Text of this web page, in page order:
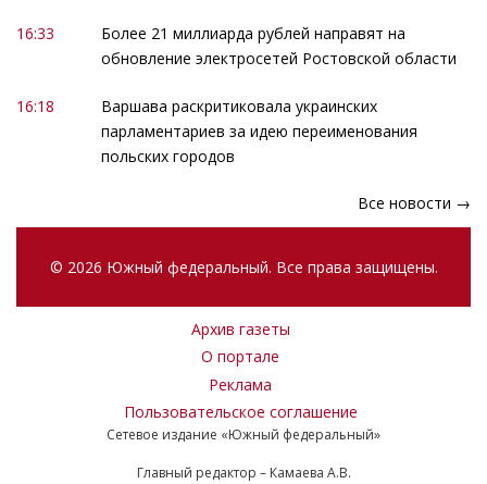
16:33
Более 21 миллиарда рублей направят на
обновление электросетей Ростовской области
16:18
Варшава раскритиковала украинских
парламентариев за идею переименования
польских городов
Все новости →
© 2026 Южный федеральный. Все права защищены.
Архив газеты
О портале
Реклама
Пользовательское соглашение
Сетевое издание «Южный федеральный»
Главный редактор – Камаева А.В.